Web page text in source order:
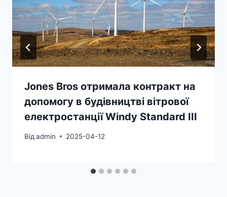
Jones Bros отримала контракт на
допомогу в будівництві вітрової
електростанції Windy Standard III
Від admin 2025-04-12